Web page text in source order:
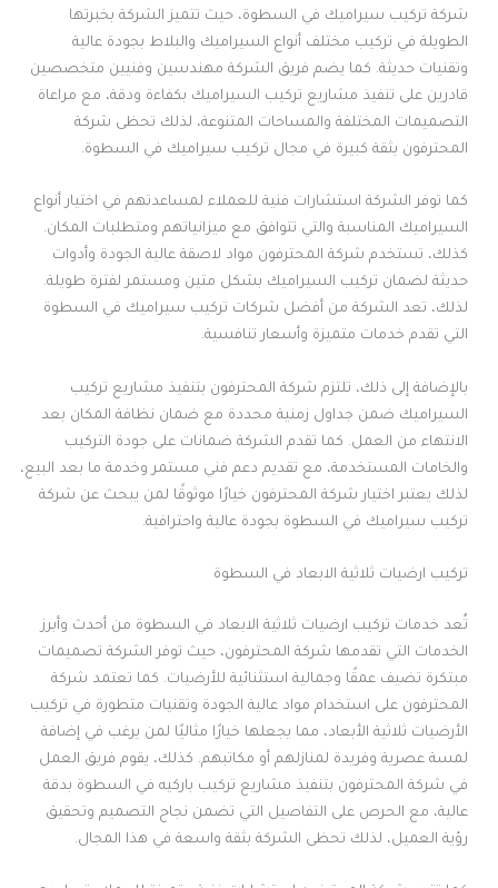
شركة تركيب سيراميك في السطوة، حيث تتميز الشركة بخبرتها
الطويلة في تركيب مختلف أنواع السيراميك والبلاط بجودة عالية
وتقنيات حديثة. كما يضم فريق الشركة مهندسين وفنيين متخصصين
قادرين على تنفيذ مشاريع تركيب السيراميك بكفاءة ودقة، مع مراعاة
التصميمات المختلفة والمساحات المتنوعة، لذلك تحظى شركة
المحترفون بثقة كبيرة في مجال تركيب سيراميك في السطوة.
كما توفر الشركة استشارات فنية للعملاء لمساعدتهم في اختيار أنواع
السيراميك المناسبة والتي تتوافق مع ميزانياتهم ومتطلبات المكان.
كذلك، تستخدم شركة المحترفون مواد لاصقة عالية الجودة وأدوات
حديثة لضمان تركيب السيراميك بشكل متين ومستمر لفترة طويلة.
لذلك، تعد الشركة من أفضل شركات تركيب سيراميك في السطوة
التي تقدم خدمات متميزة وأسعار تنافسية.
بالإضافة إلى ذلك، تلتزم شركة المحترفون بتنفيذ مشاريع تركيب
السيراميك ضمن جداول زمنية محددة مع ضمان نظافة المكان بعد
الانتهاء من العمل. كما تقدم الشركة ضمانات على جودة التركيب
والخامات المستخدمة، مع تقديم دعم فني مستمر وخدمة ما بعد البيع،
لذلك يعتبر اختيار شركة المحترفون خيارًا موثوقًا لمن يبحث عن شركة
تركيب سيراميك في السطوة بجودة عالية واحترافية.
تركيب ارضيات ثلاثية الابعاد في السطوة
تُعد خدمات تركيب ارضيات ثلاثية الابعاد في السطوة من أحدث وأبرز
الخدمات التي تقدمها شركة المحترفون، حيث توفر الشركة تصميمات
مبتكرة تضيف عمقًا وجمالية استثنائية للأرضيات. كما تعتمد شركة
المحترفون على استخدام مواد عالية الجودة وتقنيات متطورة في تركيب
الأرضيات ثلاثية الأبعاد، مما يجعلها خيارًا مثاليًا لمن يرغب في إضافة
لمسة عصرية وفريدة لمنازلهم أو مكاتبهم. كذلك، يقوم فريق العمل
في شركة المحترفون بتنفيذ مشاريع تركيب باركيه في السطوة بدقة
عالية، مع الحرص على التفاصيل التي تضمن نجاح التصميم وتحقيق
رؤية العميل، لذلك تحظى الشركة بثقة واسعة في هذا المجال.